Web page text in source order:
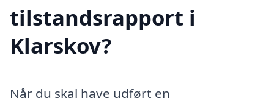
tilstandsrapport i
Klarskov?
Når du skal have udført en